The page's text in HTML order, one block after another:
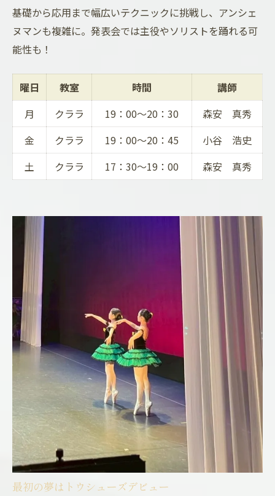
基礎から応用まで幅広いテクニックに挑戦し、アンシェ
ヌマンも複雑に。発表会では主役やソリストを踊れる可
能性も！
曜日 教室 時間
講師
月
クララ 19：00～20：30
森安 真秀
金
クララ 19：00～20：45
小谷 浩史
土
クララ 17：30～19：00 森安 真秀
最初の夢はトウシューズデビュー